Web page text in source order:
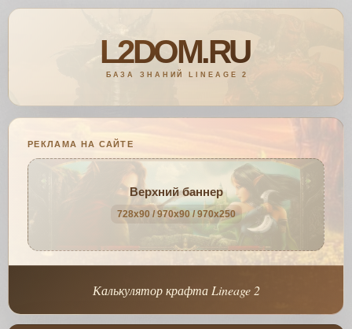
РЕКЛАМА НА САЙТЕ
Верхний баннер
728x90 / 970x90 / 970x250
Калькулятор крафта Lineage 2